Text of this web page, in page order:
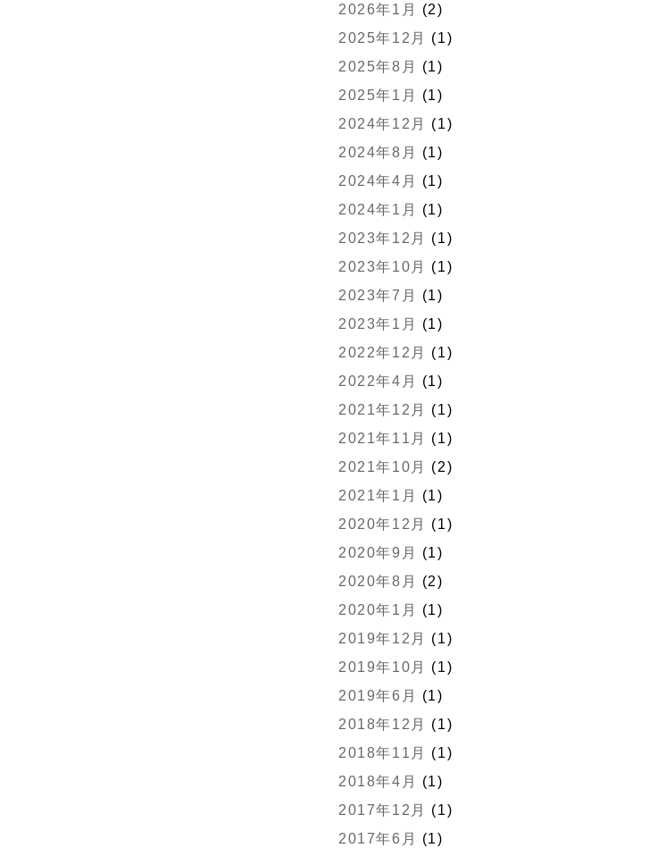
2026年1月
(2)
2025年12月
(1)
2025年8月
(1)
2025年1月
(1)
2024年12月
(1)
2024年8月
(1)
2024年4月
(1)
2024年1月
(1)
2023年12月
(1)
2023年10月
(1)
2023年7月
(1)
2023年1月
(1)
2022年12月
(1)
2022年4月
(1)
2021年12月
(1)
2021年11月
(1)
2021年10月
(2)
2021年1月
(1)
2020年12月
(1)
2020年9月
(1)
2020年8月
(2)
2020年1月
(1)
2019年12月
(1)
2019年10月
(1)
2019年6月
(1)
2018年12月
(1)
2018年11月
(1)
2018年4月
(1)
2017年12月
(1)
2017年6月
(1)